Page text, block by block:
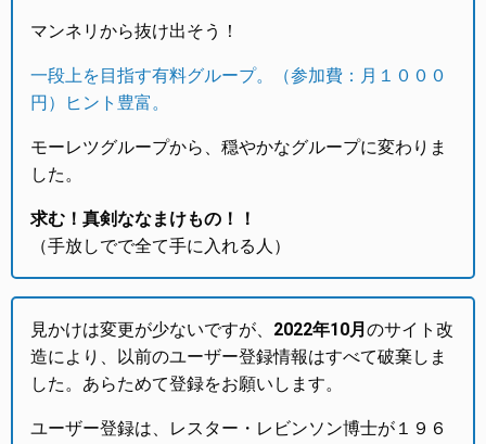
マンネリから抜け出そう！
一段上を目指す有料グループ。（参加費：月１０００
円）ヒント豊富。
モーレツグループから、穏やかなグループに変わりま
した。
求む！真剣ななまけもの！！
（手放しでで全て手に入れる人）
見かけは変更が少ないですが、 2022年10月 のサイト改
造により、以前のユーザー登録情報はすべて破棄しま
した。あらためて登録をお願いします。
ユーザー登録は、レスター・レビンソン博士が１９６